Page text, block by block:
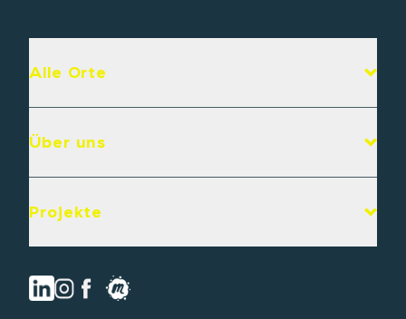
Alle Orte
Über uns
Projekte